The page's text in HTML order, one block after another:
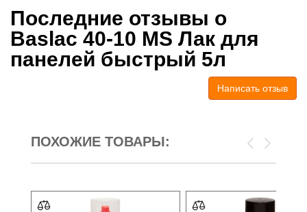
Последние отзывы о
Baslac 40-10 MS Лак для
панелей быстрый 5л
Написать отзыв
ПОХОЖИЕ ТОВАРЫ: